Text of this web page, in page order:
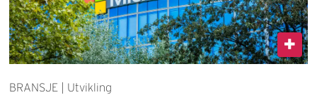
BRANSJE | Utvikling